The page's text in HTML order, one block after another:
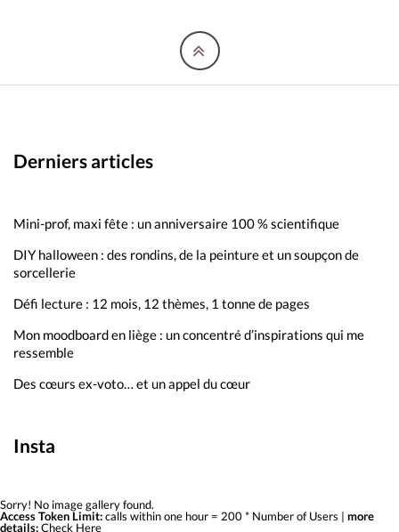
Derniers articles
Mini-prof, maxi fête : un anniversaire 100 % scientifique
DIY halloween : des rondins, de la peinture et un soupçon de
sorcellerie
Défi lecture : 12 mois, 12 thèmes, 1 tonne de pages
Mon moodboard en liège : un concentré d’inspirations qui me
ressemble
Des cœurs ex-voto… et un appel du cœur
Insta
Sorry! No image gallery found.
Access Token Limit:calls within one hour = 200 * Number of Users | more
details:Check Here